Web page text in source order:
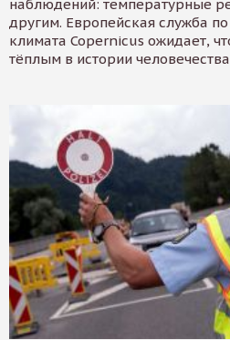
наблюдений: температурные
другим. Европейская служба
климата Copernicus ожидает,
тёплым в истории человечества